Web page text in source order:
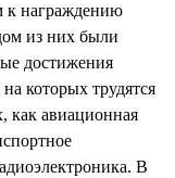
к награждению
из них были
достижения
которых трудятся
как авиационная
В